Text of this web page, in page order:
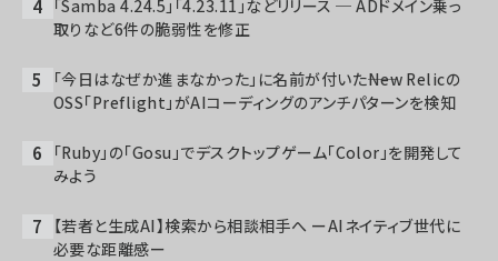
「Samba 4.24.5」「4.23.11」などリリース ─ ADドメイン乗っ
取りなど6件の脆弱性を修正
「今日はなぜか進まなかった」に名前が付いた――New Relicの
OSS「Preflight」がAIコーディングのアンチパターンを検知
「Ruby」の「Gosu」でデスクトップゲーム「Color」を開発して
みよう
【若者と生成AI】検索から相談相手へ ーAIネイティブ世代に
必要な距離感ー